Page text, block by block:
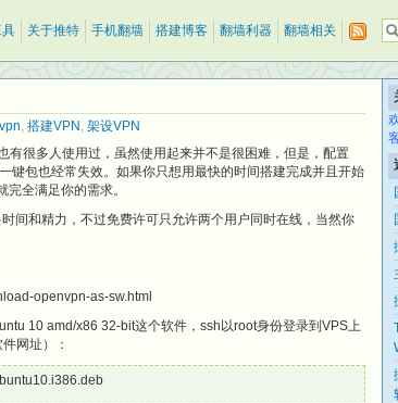
关于推特 手机翻墙 搭建博客 翻墙利器 翻墙相关
, 搭建VPN , 架设VPN
有很多人使用过，虽然使用起来并不是很困难，但是，配置
键包也经常失效。如果你只想用最快的时间搭建完成并且开始
完全满足你的需求。
间和精力，不过免费许可只允许两个用户同时在线，当然你
openvpn-as-sw.html
10 amd/x86 32-bit这个软件，ssh以root身份登录到VPS上
网址）：